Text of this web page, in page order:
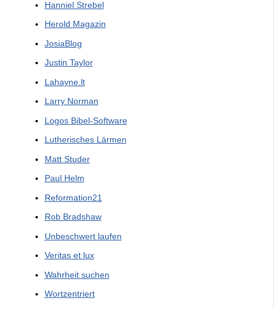
Hanniel Strebel
Herold Magazin
JosiaBlog
Justin Taylor
Lahayne.lt
Larry Norman
Logos Bibel-Software
Lutherisches Lärmen
Matt Studer
Paul Helm
Reformation21
Rob Bradshaw
Unbeschwert laufen
Veritas et lux
Wahrheit suchen
Wortzentriert